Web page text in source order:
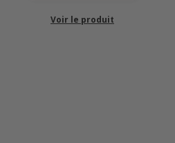
Voir le produit